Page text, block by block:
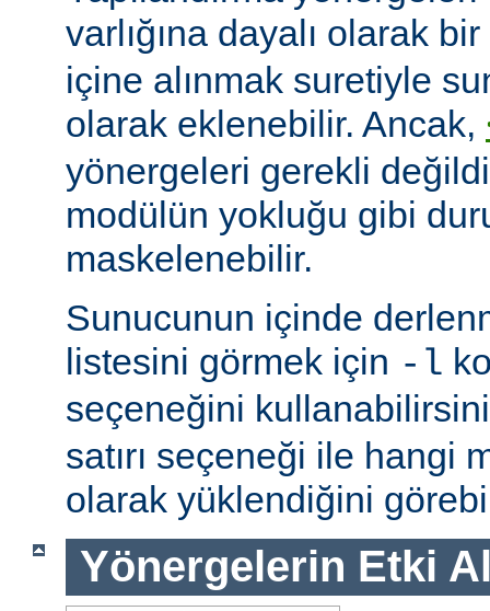
varlığına dayalı olarak bir
içine alınmak suretiyle
olarak eklenebilir. Ancak,
yönergeleri gerekli
modülün yokluğu gibi
maskelenebilir.
Sunucunun içinde
listesini görmek için -l
seçeneğini
satırı seçeneği ile hangi
olarak yüklendiğini
Yönergelerin Etki